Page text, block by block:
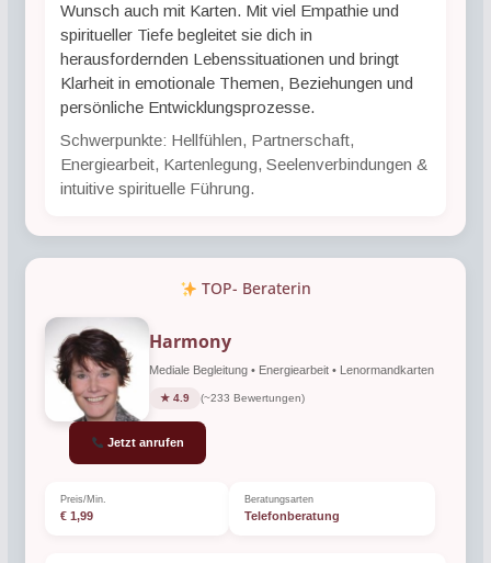
Wunsch auch mit Karten. Mit viel Empathie und
spiritueller Tiefe begleitet sie dich in
herausfordernden Lebenssituationen und bringt
Klarheit in emotionale Themen, Beziehungen und
persönliche Entwicklungsprozesse.
Schwerpunkte: Hellfühlen, Partnerschaft,
Energiearbeit, Kartenlegung, Seelenverbindungen &
intuitive spirituelle Führung.
TOP- Beraterin
Harmony
Mediale Begleitung • Energiearbeit • Lenormandkarten
★ 4.9 (~233 Bewertungen)
Jetzt anrufen
Preis/Min.
€ 1,99
Beratungsarten
Telefonberatung